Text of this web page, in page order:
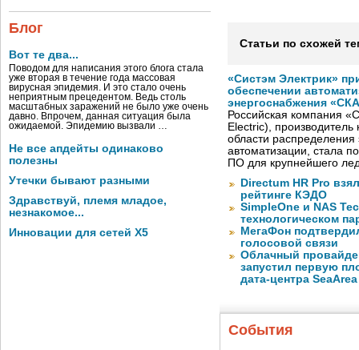
Блог
Вот те два...
Поводом для написания этого блога стала
уже вторая в течение года массовая
вирусная эпидемия. И это стало очень
неприятным прецедентом. Ведь столь
масштабных заражений не было уже очень
давно. Впрочем, данная ситуация была
ожидаемой. Эпидемию вызвали …
Не все апдейты одинаково
полезны
Утечки бывают разными
Здравствуй, племя младое,
незнакомое...
Инновации для сетей X5
Статьи по схожей
«Систэм Электрик»
обеспечении
энергоснабжения
Российская компания
Electric),
области распределения
автоматизации, стала
ПО для крупнейшего
Directum HR Pro
рейтинге КЭДО
SimpleOne и NAS
технологическом
МегаФон
голосовой связи
Облачный
запустил первую
дата-центра
События